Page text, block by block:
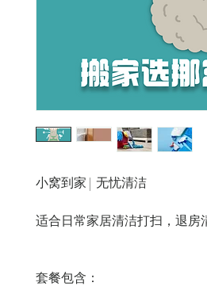
小窝到家 | 无忧清洁
适合日常家居清洁打扫，退
套餐包含：